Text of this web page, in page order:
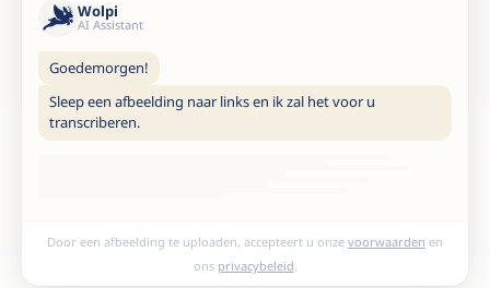
Wolpi
AI Assistant
Goedemorgen!
Sleep een afbeelding naar links en ik zal het voor u
transcriberen.
Door een afbeelding te uploaden, accepteert u onze voorwaarden en
ons privacybeleid